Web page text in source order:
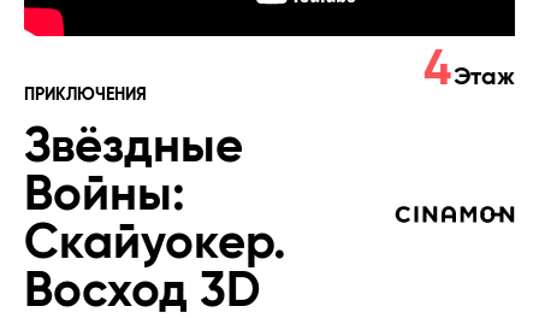
ПРИКЛЮЧЕНИЯ
Звёздные
Войны:
Скайуокер.
Восход 3D
4Этаж